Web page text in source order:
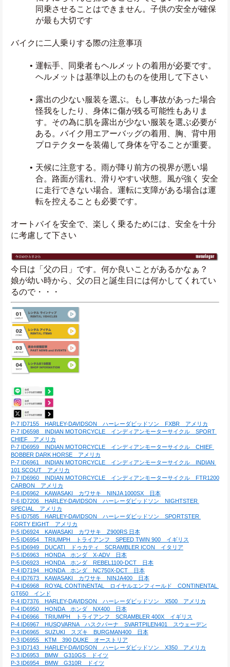
同乗させることはできません。子供の安全が確保
が最も大切です
バイクに二人乗りする際の注意事項
運転手、同乗者もヘルメットの着用が必要です。
ヘルメットは基準以上のものを使用して下さい
露出の少ない服装を選ぶ。もし事故があった場合
怪我をしたり、身体に傷が残る可能性もありま
す。その為に肌を露出が少ない服装を選ぶ必要が
ある。バイク用エアーバッグの着用、胸、背中用
プロテクターを装備して身体を守ることが重要。
天候に注意する。雨が降り前方の視界が悪い場
合。路面が濡れ、滑りやすい状態。風が強く 安全
に走行できない場合。運転に支障がある場合は運
転を控えることも必要です。
オートバイを安全で、楽しく乗るためには、安全を十分
に考慮して下さい
今日は「父の日」です。何か良いことがあるかなぁ？
娘が幼い時から、父の日と誕生日には何かしてくれてい
るので・・・
P-7 ID7155　HARLEY-DAVIDSON　ハーレーダビッドソン　FXBR　アメリカ
P-7 ID6598　INDIAN MOTORCYCLE　インディアンモーターサイクル　SPORT
CHIEF　アメリカ
P-7 ID6959　INDIAN MOTORCYCLE　インディアンモーターサイクル　CHIEF
BOBBER DARK HORSE　アメリカ
P-7 ID6961　INDIAN MOTORCYCLE　インディアンモーターサイクル　INDIAN
101 SCOUT　アメリカ
P-7 ID6960　INDIAN MOTORCYCLE　インディアンモーターサイクル　FTR1200
CARBON　アメリカ
P-6 ID6962　KAWASAKI　カワサキ　NINJA 1000SX　日本
P-6 ID7206　HARLEY-DAVIDSON　ハーレーダビッドソン　NIGHTSTER
SPECIAL　アメリカ
P-5 ID7585　HARLEY-DAVIDSON　ハーレーダビッドソン　SPORTSTER
FORTY EIGHT　アメリカ
P-5 ID6924　KAWASAKI　カワサキ　Z900RS 日本
P-5 ID6954　TRIUMPH　トライアンフ　SPEED TWIN 900　イギリス
P-5 ID6949　DUCATI　ドゥカティ　SCRAMBLER ICON　イタリア
P-5 ID6963　HONDA　ホンダ　X-ADV　日本
P-5 ID6923　HONDA　ホンダ　REBEL1100-DCT　日本
P-4 ID7194　HONDA　ホンダ　NC750X-DCT　日本
P-4 ID7673　KAWASAKI　カワサキ　NINJA400　日本
P-4 ID6968　ROYAL CONTINENTAL　ロイヤルエンフィールド　CONTINENTAL
GT650　インド
P-4 ID7376　HARLEY-DAVIDSON　ハーレーダビッドソン　X500　アメリカ
P-4 ID6950　HONDA　ホンダ　NX400　日本
P-4 ID6966　TRIUMPH　トライアンフ　SCRAMBLER 400X　イギリス
P-4 ID6967　HUSQVARNA　ハスクバーナ　SVARTPILEN401　スウェーデン
P-4 ID6965　SUZUKI　スズキ　BURGMAN400　日本
P-3 ID6955　KTM　390 DUKE　オーストリア
P-3 ID7143　HARLEY-DAVIDSON　ハーレーダビッドソン　X350　アメリカ
P-3 ID6953　BMW　G310GS　ドイツ
P-3 ID6954　BMW　G310R　ドイツ